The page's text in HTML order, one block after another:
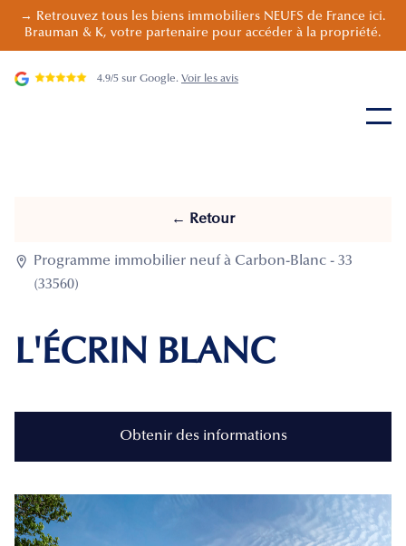
→ Retrouvez tous les biens immobiliers NEUFS de France ici.
Brauman & K, votre partenaire pour accéder à la propriété.
4.9/5 sur Google. Voir les avis
← Retour

Programme immobilier neuf à Carbon-Blanc - 33
(33560)
L'ÉCRIN BLANC
Obtenir des informations